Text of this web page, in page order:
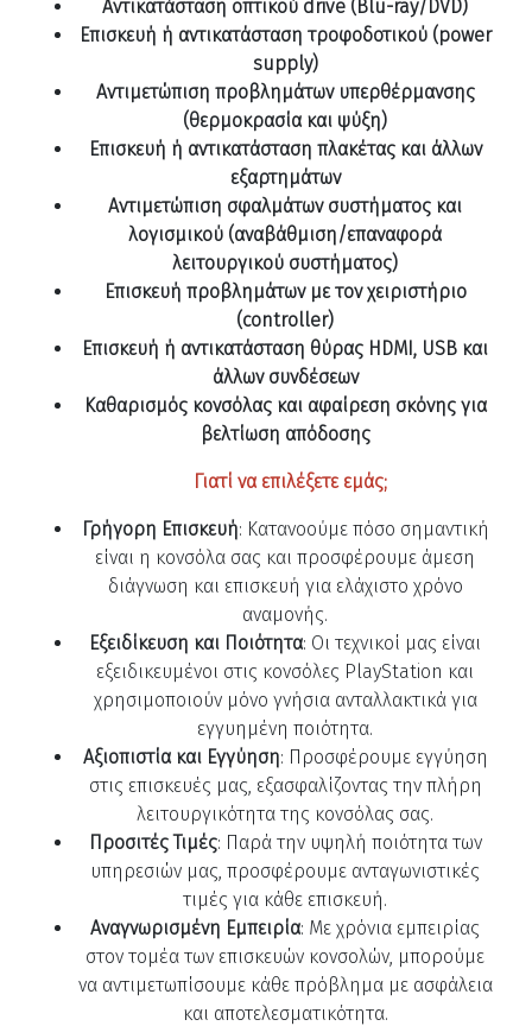
Αντικατάσταση οπτικού drive (Blu-ray/DVD)
Επισκευή ή αντικατάσταση τροφοδοτικού (power
supply)
Αντιμετώπιση προβλημάτων υπερθέρμανσης
(θερμοκρασία και ψύξη)
Επισκευή ή αντικατάσταση πλακέτας και άλλων
εξαρτημάτων
Αντιμετώπιση σφαλμάτων συστήματος και
λογισμικού (αναβάθμιση/επαναφορά
λειτουργικού συστήματος)
Επισκευή προβλημάτων με τον χειριστήριο
(controller)
Επισκευή ή αντικατάσταση θύρας HDMI, USB και
άλλων συνδέσεων
Καθαρισμός κονσόλας και αφαίρεση σκόνης για
βελτίωση απόδοσης
Γιατί να επιλέξετε εμάς;
Γρήγορη Επισκευή: Κατανοούμε πόσο σημαντική
είναι η κονσόλα σας και προσφέρουμε άμεση
διάγνωση και επισκευή για ελάχιστο χρόνο
αναμονής.
Εξειδίκευση και Ποιότητα: Οι τεχνικοί μας είναι
εξειδικευμένοι στις κονσόλες PlayStation και
χρησιμοποιούν μόνο γνήσια ανταλλακτικά για
εγγυημένη ποιότητα.
Αξιοπιστία και Εγγύηση: Προσφέρουμε εγγύηση
στις επισκευές μας, εξασφαλίζοντας την πλήρη
λειτουργικότητα της κονσόλας σας.
Προσιτές Τιμές: Παρά την υψηλή ποιότητα των
υπηρεσιών μας, προσφέρουμε ανταγωνιστικές
τιμές για κάθε επισκευή.
Αναγνωρισμένη Εμπειρία: Με χρόνια εμπειρίας
στον τομέα των επισκευών κονσολών, μπορούμε
να αντιμετωπίσουμε κάθε πρόβλημα με ασφάλεια
και αποτελεσματικότητα.